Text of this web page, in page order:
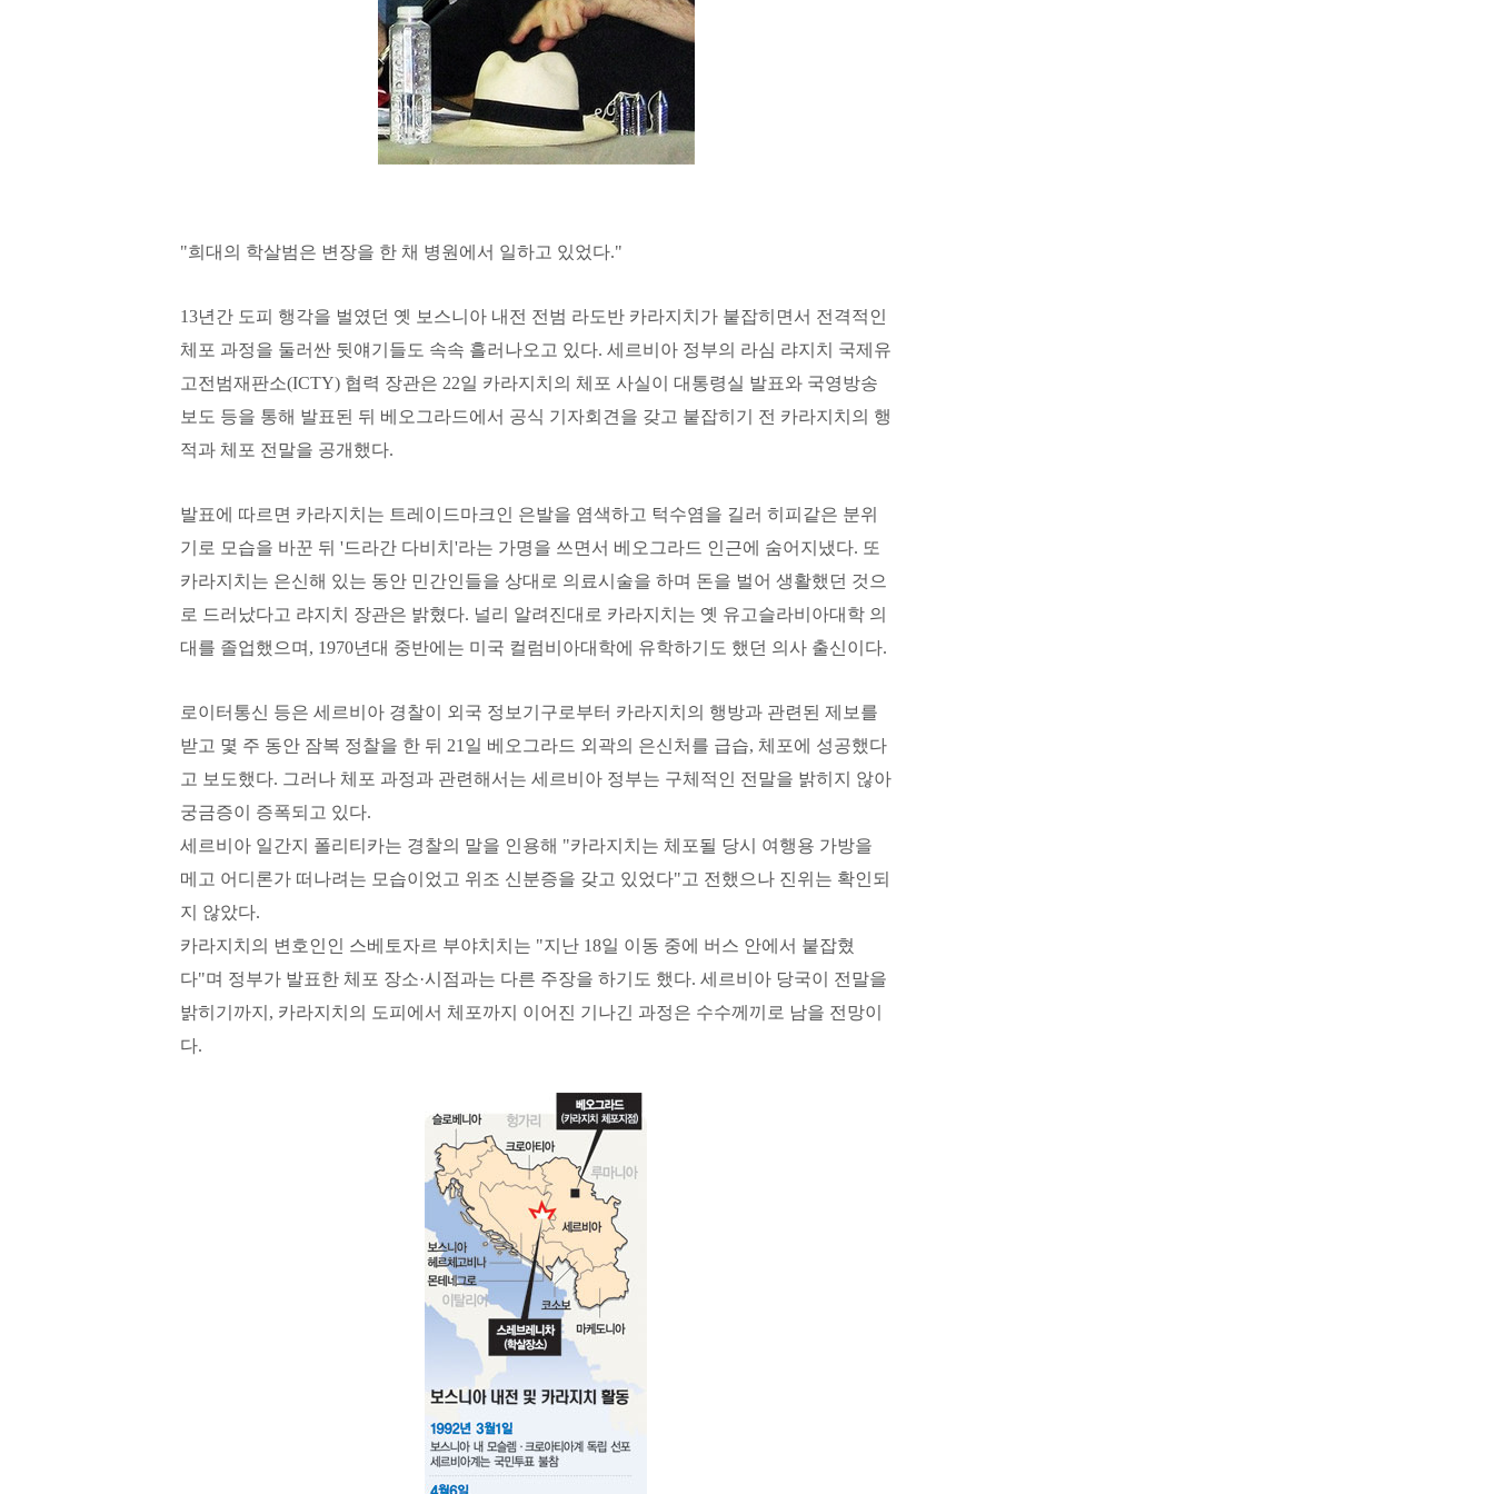
"희대의 학살범은 변장을 한 채 병원에서 일하고 있었다."
13년간 도피 행각을 벌였던 옛 보스니아 내전 전범 라도반 카라지치가 붙잡히면서 전격적인
체포 과정을 둘러싼 뒷얘기들도 속속 흘러나오고 있다. 세르비아 정부의 라심 랴지치 국제유
고전범재판소(ICTY) 협력 장관은 22일 카라지치의 체포 사실이 대통령실 발표와 국영방송
보도 등을 통해 발표된 뒤 베오그라드에서 공식 기자회견을 갖고 붙잡히기 전 카라지치의 행
적과 체포 전말을 공개했다.
발표에 따르면 카라지치는 트레이드마크인 은발을 염색하고 턱수염을 길러 히피같은 분위
기로 모습을 바꾼 뒤 '드라간 다비치'라는 가명을 쓰면서 베오그라드 인근에 숨어지냈다. 또
카라지치는 은신해 있는 동안 민간인들을 상대로 의료시술을 하며 돈을 벌어 생활했던 것으
로 드러났다고 랴지치 장관은 밝혔다. 널리 알려진대로 카라지치는 옛 유고슬라비아대학 의
대를 졸업했으며, 1970년대 중반에는 미국 컬럼비아대학에 유학하기도 했던 의사 출신이다.
로이터통신 등은 세르비아 경찰이 외국 정보기구로부터 카라지치의 행방과 관련된 제보를
받고 몇 주 동안 잠복 정찰을 한 뒤 21일 베오그라드 외곽의 은신처를 급습, 체포에 성공했다
고 보도했다. 그러나 체포 과정과 관련해서는 세르비아 정부는 구체적인 전말을 밝히지 않아
궁금증이 증폭되고 있다.
세르비아 일간지 폴리티카는 경찰의 말을 인용해 "카라지치는 체포될 당시 여행용 가방을
메고 어디론가 떠나려는 모습이었고 위조 신분증을 갖고 있었다"고 전했으나 진위는 확인되
지 않았다.
카라지치의 변호인인 스베토자르 부야치치는 "지난 18일 이동 중에 버스 안에서 붙잡혔
다"며 정부가 발표한 체포 장소·시점과는 다른 주장을 하기도 했다. 세르비아 당국이 전말을
밝히기까지, 카라지치의 도피에서 체포까지 이어진 기나긴 과정은 수수께끼로 남을 전망이
다.